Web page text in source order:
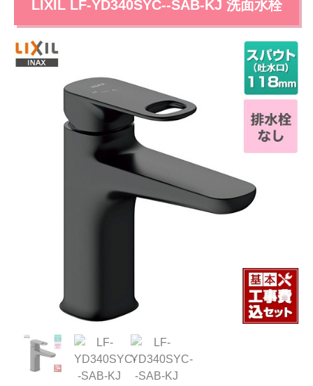
LIXIL LF-YD340SYC--SAB-KJ 洗面水栓